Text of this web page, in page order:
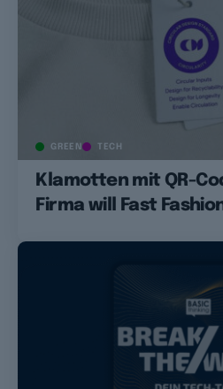
GREEN TECH
Klamotten mit QR-
Firma will Fast